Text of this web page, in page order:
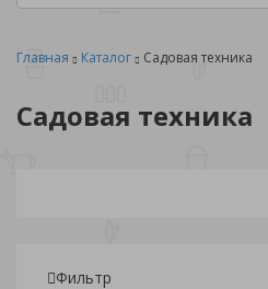
Главная Каталог Садовая техника
Садовая техника
Фильтр